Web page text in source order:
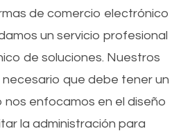
de comercio electrónico
un servicio profesional
de soluciones. Nuestros
que debe tener un
nos enfocamos en el diseño
la administración para